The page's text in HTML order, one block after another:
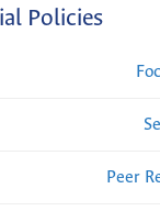
Policies
Peer